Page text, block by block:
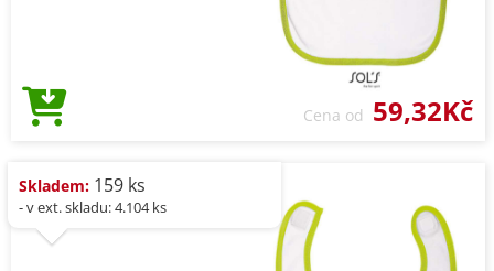
Cena od 59,32Kč
Skladem: 159 ks
- v ext. skladu: 4.104 ks